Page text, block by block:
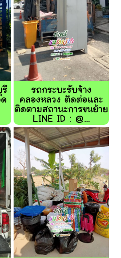
รี
รถกระบะรับจ้าง
คลองหลวง ติดต่อและ
ติดตามสถานะการขนย้าย
LINE ID : @...